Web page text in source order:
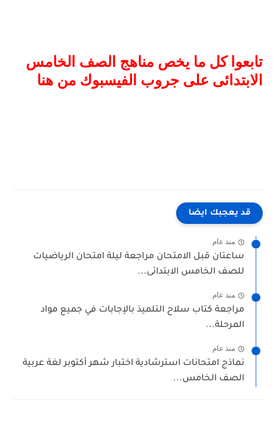
تابعوا كل ما يخص مناهج الصف الخامس
الابتدائى على جروب الفيسبوك من هنا
قد يعجبك ايضا
منذ عام
ساعتان قبل الامتحان مراجعة ليلة امتحان الرياضيات
للصف الخامس الابتدائى...
منذ عام
مراجعة كتاب سلاح التلميذ بالإجابات في جميع مواد
المرحلة...
منذ عام
نماذج امتحانات استرشادية اختبار شهر أكتوبر لغة عربية
الصف الخامس...